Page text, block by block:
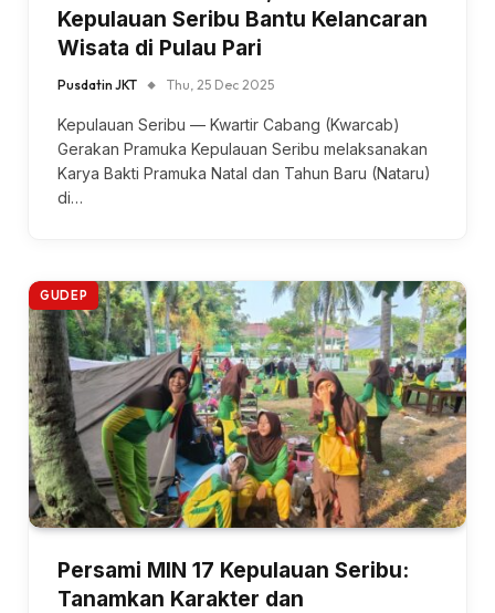
Kepulauan Seribu Bantu Kelancaran
Wisata di Pulau Pari
Pusdatin JKT Thu, 25 Dec 2025
Kepulauan Seribu — Kwartir Cabang (Kwarcab)
Gerakan Pramuka Kepulauan Seribu melaksanakan
Karya Bakti Pramuka Natal dan Tahun Baru (Nataru)
di…
GUDEP
Persami MIN 17 Kepulauan Seribu:
Tanamkan Karakter dan